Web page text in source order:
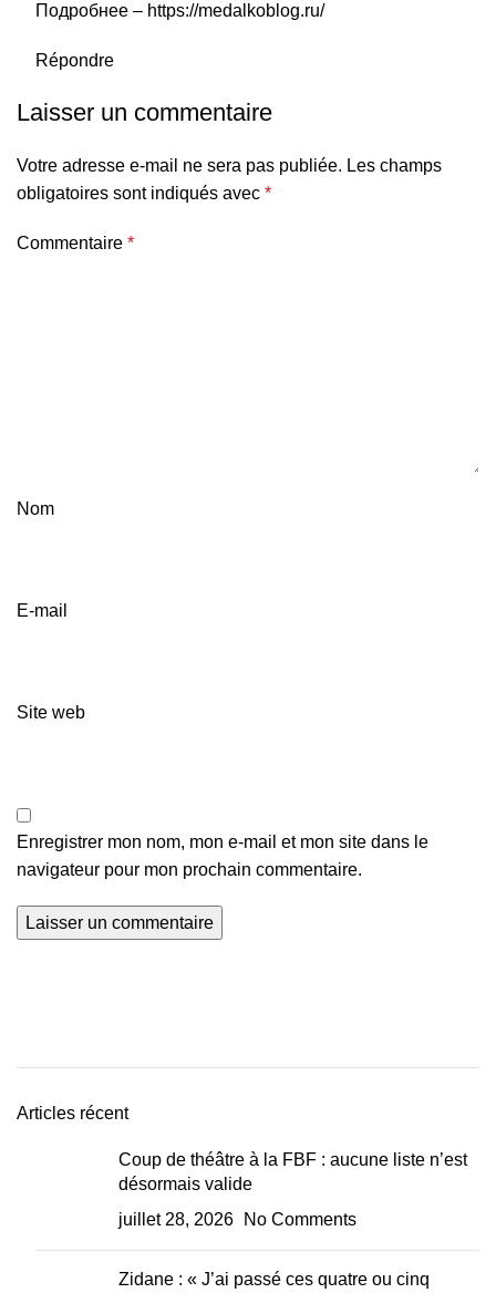
Подробнее – https://medalkoblog.ru/
Répondre
Laisser un commentaire
Votre adresse e-mail ne sera pas publiée. Les champs
obligatoires sont indiqués avec *
Commentaire *
Nom
E-mail
Site web
Enregistrer mon nom, mon e-mail et mon site dans le
navigateur pour mon prochain commentaire.
Articles récent
Coup de théâtre à la FBF : aucune liste n’est
désormais valide
juillet 28, 2026
No Comments
Zidane : « J’ai passé ces quatre ou cinq